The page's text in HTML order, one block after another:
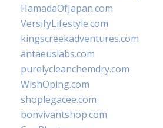
HamadaOfJapan.com
VersifyLifestyle.com
kingscreekadventures.com
antaeuslabs.com
purelycleanchemdry.com
WishOping.com
shoplegacee.com
bonvivantshop.com